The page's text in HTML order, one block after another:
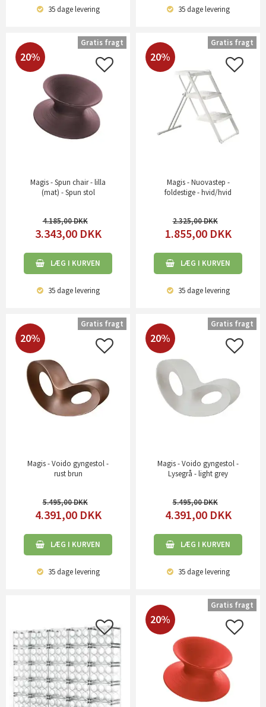
35 dagelevering 35 dagelevering
20%
Magis - Spun chair - lilla
(mat) - Spun stol
4.185,00
3.343,00 DKK
LÆG I KURVEN
35 dagelevering
Gratis fragt
20%
Magis - Nuovastep -
foldestige - hvid/hvid
2.325,00
1.855,00 DKK
LÆG I KURVEN
35 dagelevering
Gratis fragt
20%
Magis - Voido gyngestol -
rust brun
5.495,00
4.391,00 DKK
LÆG I KURVEN
35 dagelevering
Gratis fragt
20%
Magis - Voido gyngestol -
Lysegrå - light grey
5.495,00
4.391,00 DKK
LÆG I KURVEN
35 dagelevering
Gratis fragt
20%
Gratis fragt